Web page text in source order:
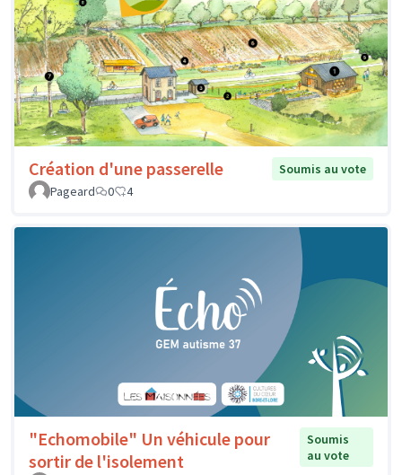
Création d'une passerelle
Soumis au vote
Pageard
0 4
"Echomobile" Un véhicule pour
sortir de l'isolement
Soumis
au vote